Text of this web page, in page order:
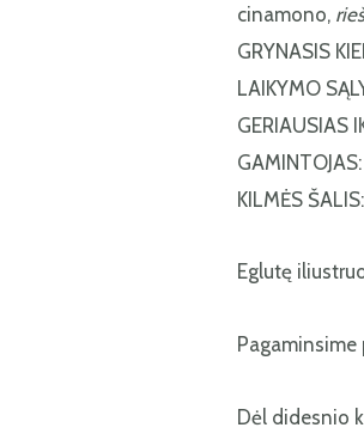
cinamono,
GRYNASIS
LAIKYMO
GERIAUSIAS
KILMĖS
Eglutę
Pagaminsime
Dėl didesnio